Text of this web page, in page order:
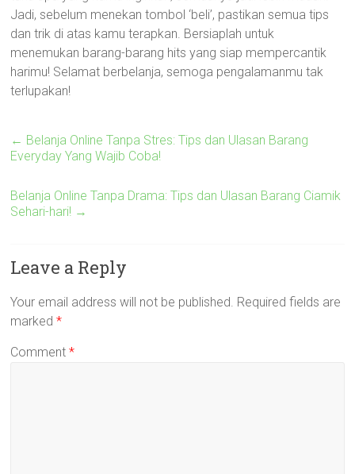
Jadi, sebelum menekan tombol ‘beli’, pastikan semua tips
dan trik di atas kamu terapkan. Bersiaplah untuk
menemukan barang-barang hits yang siap mempercantik
harimu! Selamat berbelanja, semoga pengalamanmu tak
terlupakan!
← Belanja Online Tanpa Stres: Tips dan Ulasan Barang
Everyday Yang Wajib Coba!
Belanja Online Tanpa Drama: Tips dan Ulasan Barang Ciamik
Sehari-hari! →
Leave a Reply
Your email address will not be published. Required fields are
marked*
Comment*